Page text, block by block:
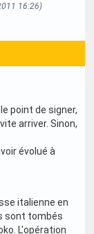
16:26)
point de signer,
arriver. Sinon,
évolué à
italienne en
sont tombés
L'opération